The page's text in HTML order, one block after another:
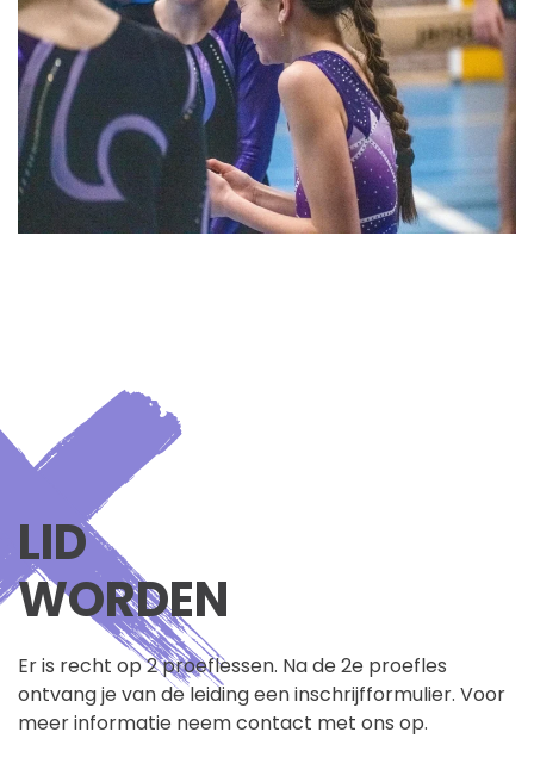
LID
WORDEN
Er is recht op 2 proeflessen. Na de 2e proefles
ontvang je van de leiding een inschrijfformulier. Voor
meer informatie neem contact met ons op.